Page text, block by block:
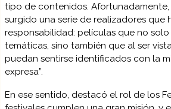
tipo de contenidos. Afortunadamente,
surgido una serie de realizadores que
responsabilidad: películas que no
temáticas, sino también que al ser
puedan sentirse identificados con la
expresa”.
En ese sentido, destacó el rol de los